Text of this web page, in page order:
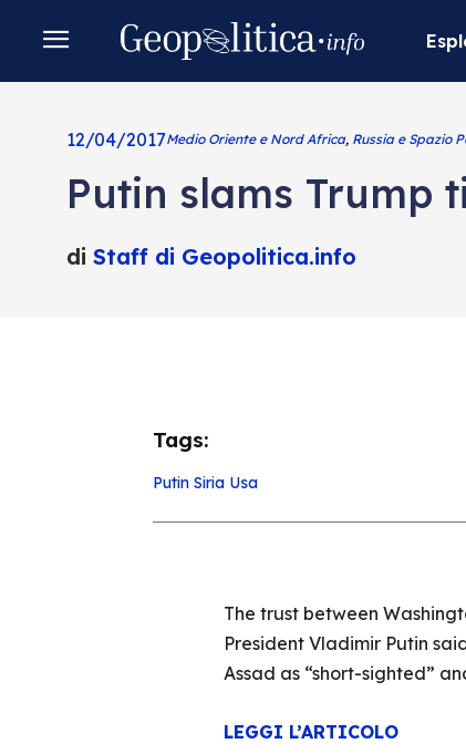
12/04/2017Medio Oriente e Nord Africa, Russia e Spazio
Putin slams Trump
di Staff di Geopolitica.info
Tags:
Putin Siria Usa
The trust between
President Vladimir Putin
Assad as “short-sighted”
LEGGI L’ARTICOLO